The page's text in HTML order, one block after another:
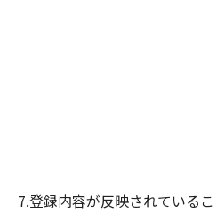
7.登録内容が反映されている